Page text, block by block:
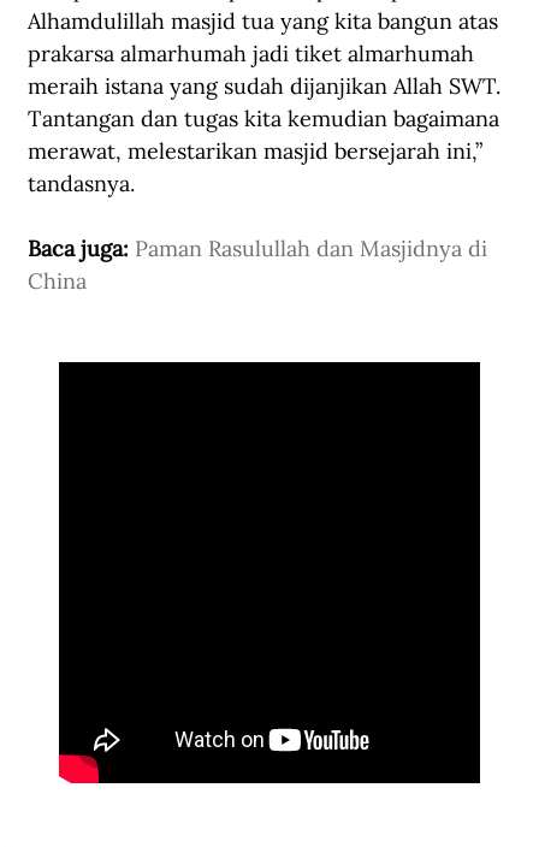
Alhamdulillah masjid tua yang kita bangun atas
prakarsa almarhumah jadi tiket almarhumah
meraih istana yang sudah dijanjikan Allah SWT.
Tantangan dan tugas kita kemudian bagaimana
merawat, melestarikan masjid bersejarah ini,”
tandasnya.
Baca juga: Paman Rasulullah dan Masjidnya di
China